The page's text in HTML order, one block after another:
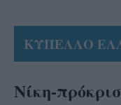
ΚΥΠΕΛΛΟ
Νίκη-